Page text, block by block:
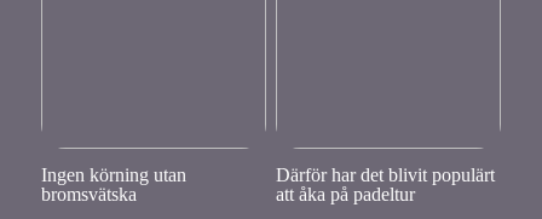
Ingen körning utan
bromsvätska
Därför har det blivit populärt
att åka på padeltur